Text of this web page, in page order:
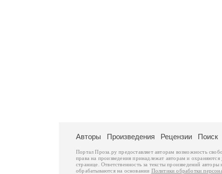
Авторы Произведения Рецензии Поиск
Портал Проза.ру предоставляет авторам возможность
права на произведения принадлежат авторам и охраняются
странице. Ответственность за тексты произведений
обрабатываются на основании Политики обработки